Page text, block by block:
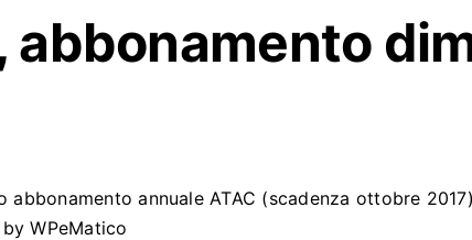
abbonamento
annuale ATAC (scadenza ottobre
WPeMatico